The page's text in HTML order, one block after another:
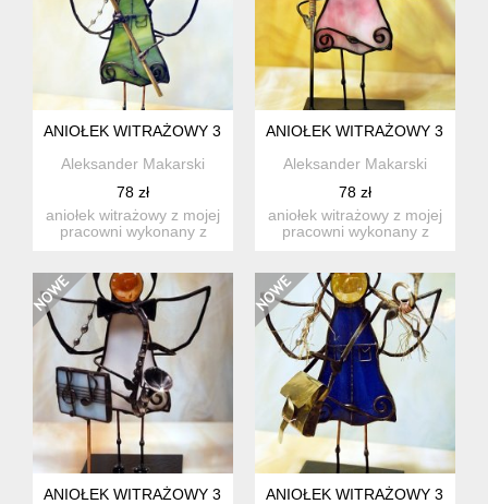
ANIOŁEK WITRAŻOWY 3D ŻOŁNIERZ
Aleksander Makarski
78 zł
aniołek witrażowy z mojej
pracowni wykonany z
ANIOŁEK WITRAŻOWY 3D
Aleksander Makarski
78 zł
aniołek witrażowy z mojej
pracowni wykonany z
ANIOŁEK WITRAŻOWY 3D Z SAKSOFONEMANIOŁEK WITRAŻOWY 3D